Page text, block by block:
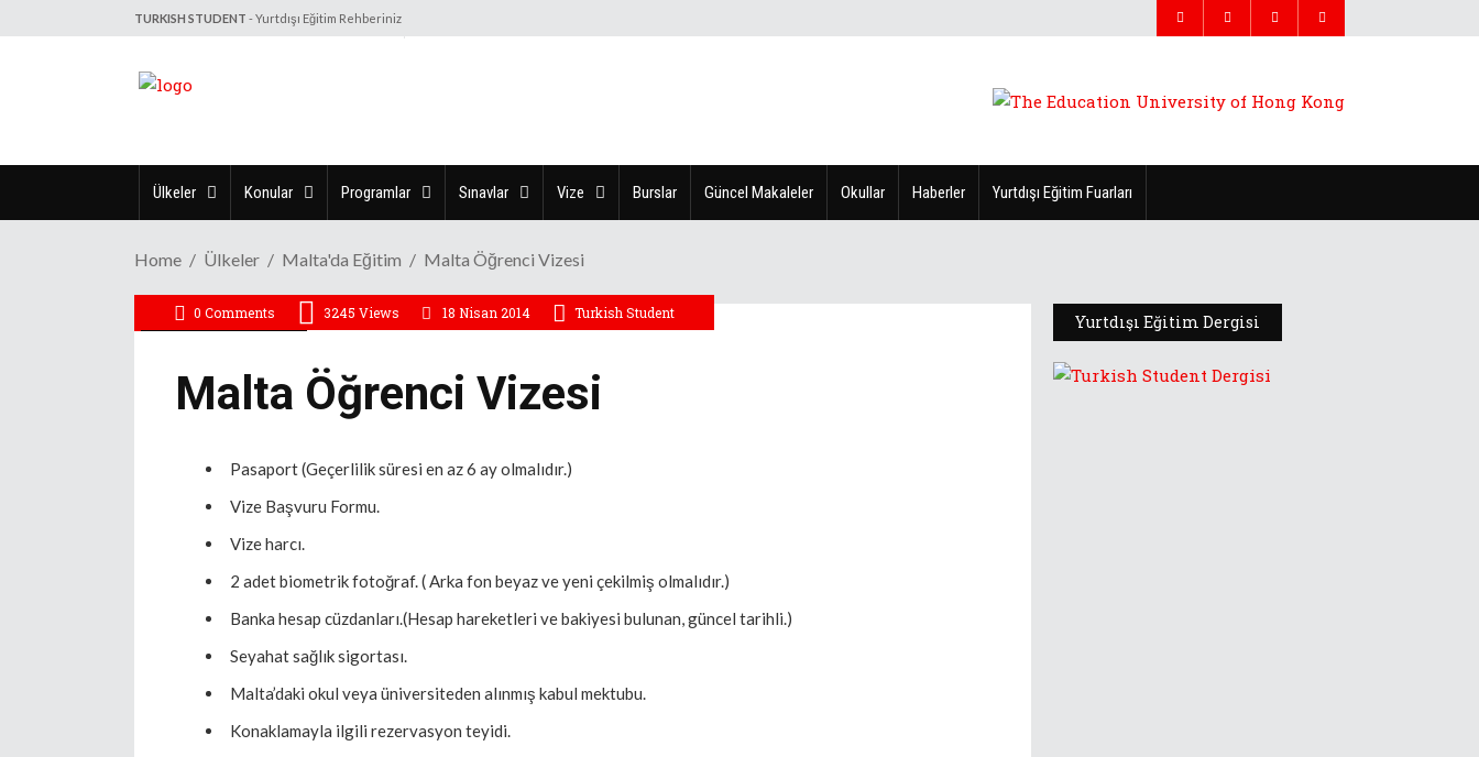
TURKISH STUDENT - Yurtdışı Eğitim Rehberiniz
Ülkeler Konular Programlar Sınavlar Vize Burslar Güncel Makaleler Okullar Haberler Yurtdışı Eğitim Fuarları
Home Ülkeler Malta'da Eğitim Malta Öğrenci Vizesi
Malta'da Eğitim/Vize
0 Comments 3245 Views 18 Nisan 2014 Turkish Student
Malta Öğrenci Vizesi
Pasaport (Geçerlilik süresi en az 6 ay olmalıdır.)
Vize Başvuru Formu.
Vize harcı.
2 adet biometrik fotoğraf. ( Arka fon beyaz ve yeni çekilmiş olmalıdır.)
Banka hesap cüzdanları.(Hesap hareketleri ve bakiyesi bulunan, güncel tarihli.)
Seyahat sağlık sigortası.
Malta’daki okul veya üniversiteden alınmış kabul mektubu.
Konaklamayla ilgili rezervasyon teyidi.
Yurtdışı Eğitim Dergisi